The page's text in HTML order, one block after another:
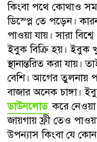
কিংবা পথে কোথাও
ডিস্প্লে তে পড়েন।
পাওয়া যায়। সারা
ইবুক বিক্রি হয়।
স্থানান্তরিত করা
বেশি। আগের তুলনায়
বাজার অনেক চাঙ্গা।
ডাউনলোড করে
জায়গায় ফ্রী তেও
উপন্যাস কিংবা যে